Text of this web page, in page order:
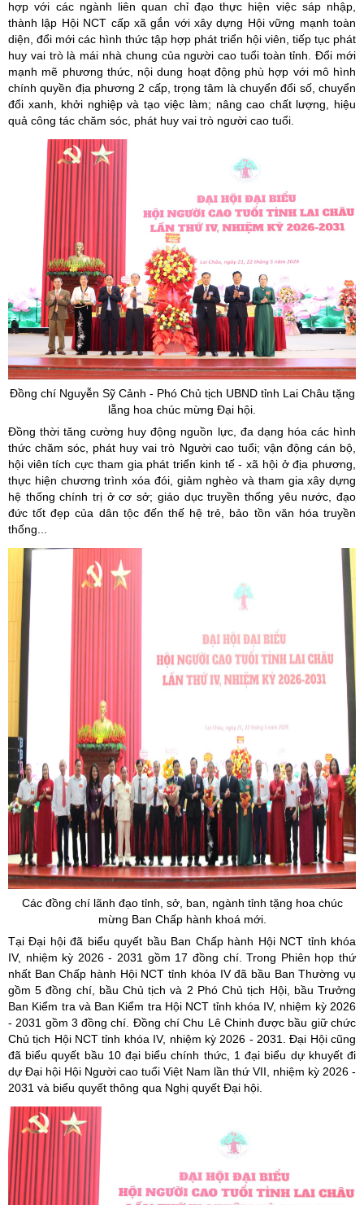
hợp với các ngành liên quan chỉ đạo thực hiện việc sáp nhập,
thành lập Hội NCT cấp xã gắn với xây dựng Hội vững mạnh toàn
diện, đổi mới các hình thức tập hợp phát triển hội viên, tiếp tục phát
huy vai trò là mái nhà chung của người cao tuổi toàn tỉnh. Đổi mới
mạnh mẽ phương thức, nội dung hoạt động phù hợp với mô hình
chính quyền địa phương 2 cấp, trọng tâm là chuyển đổi số, chuyển
đổi xanh, khởi nghiệp và tạo việc làm; nâng cao chất lượng, hiệu
quả công tác chăm sóc, phát huy vai trò người cao tuổi.
Đồng chí Nguyễn SỹCảnh - Phó Chủ tịch UBND tỉnh Lai Châu tặng
lẵng hoa chúc mừng Đại hội.
Đồng thời tăng cường huy động nguồn lực, đa dạng hóa các hình
thức chăm sóc, phát huy vai trò Người cao tuổi; vận động cán bộ,
hội viên tích cực tham gia phát triển kinh tế - xã hội ở địa phương,
thực hiện chương trình xóa đói, giảm nghèo và tham gia xây dựng
hệ thống chính trị ở cơ sở; giáo dục truyền thống yêu nước, đạo
đức tốt đẹp của dân tộc đến thế hệ trẻ, bảo tồn văn hóa truyền
thống...
Các đồng chí lãnh đạo tỉnh, sở, ban, ngành tỉnh tặng hoa chúc
mừng Ban Chấp hành khoá mới.
Tại Đại hội đã biểu quyết bầu Ban Chấp hành Hội NCT tỉnh khóa
IV, nhiệm kỳ 2026 - 2031 gồm 17 đồng chí. Trong Phiên họp thứ
nhất Ban Chấp hành Hội NCT tỉnh khóa IV đã bầu Ban Thường vụ
gồm 5 đồng chí, bầu Chủ tịch và 2 Phó Chủ tịch Hội, bầu Trưởng
Ban Kiểm tra và Ban Kiểm tra Hội NCT tỉnh khóa IV, nhiệm kỳ 2026
- 2031 gồm 3 đồng chí. Đồng chí Chu Lê Chinh được bầu giữ chức
Chủ tịch Hội NCT tỉnh khóa IV, nhiệm kỳ 2026 - 2031. Đại Hội cũng
đã biểu quyết bầu 10 đại biểu chính thức, 1 đại biểu dự khuyết đi
dự Đại hội Hội Người cao tuổi Việt Nam lần thứ VII, nhiệm kỳ 2026 -
2031 và biểu quyết thông qua Nghị quyết Đại hội.